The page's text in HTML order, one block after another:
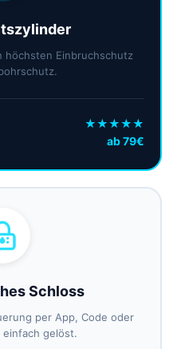
höchsten Einbruchschutz
★★★★★
ab 79€
Schloss
per App, Code oder
einfach gelöst.